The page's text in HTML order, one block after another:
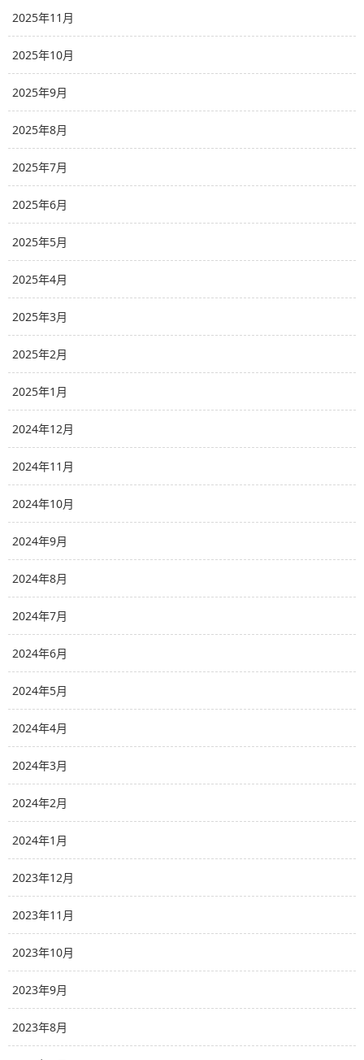
2025年11月
2025年10月
2025年9月
2025年8月
2025年7月
2025年6月
2025年5月
2025年4月
2025年3月
2025年2月
2025年1月
2024年12月
2024年11月
2024年10月
2024年9月
2024年8月
2024年7月
2024年6月
2024年5月
2024年4月
2024年3月
2024年2月
2024年1月
2023年12月
2023年11月
2023年10月
2023年9月
2023年8月